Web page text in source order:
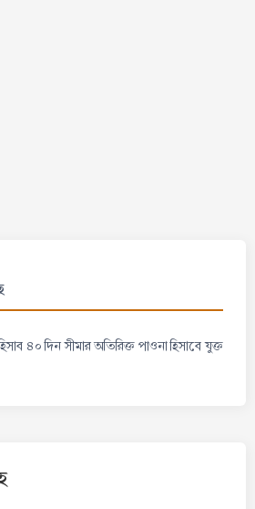
৪০ দিন সীমার অতিরিক্ত পাওনা হিসাবে যুক্ত